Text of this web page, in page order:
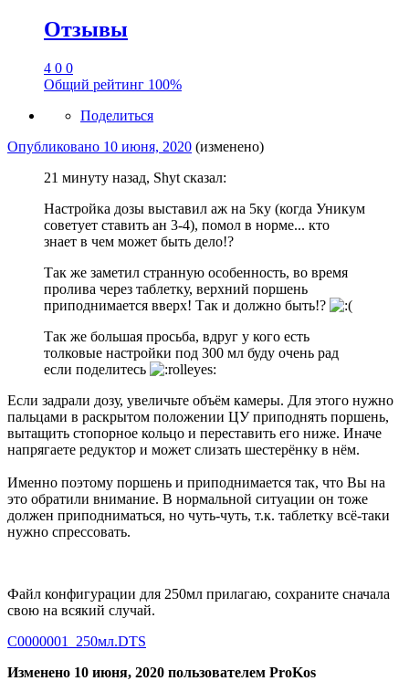
Отзывы
4 0 0
Общий рейтинг 100%
Поделиться
Опубликовано 10 июня, 2020 (изменено)
21 минуту назад, Shyt сказал:
Настройка дозы выставил аж на 5ку (когда Уникум
советует ставить ан 3-4), помол в норме... кто
знает в чем может быть дело!?
Так же заметил странную особенность, во время
пролива через таблетку, верхний поршень
приподнимается вверх! Так и должно быть!?
Так же большая просьба, вдруг у кого есть
толковые настройки под 300 мл буду очень рад
если поделитесь
Если задрали дозу, увеличьте объём камеры. Для этого нужно
пальцами в раскрытом положении ЦУ приподнять поршень,
вытащить стопорное кольцо и переставить его ниже. Иначе
напрягаете редуктор и может слизать шестерёнку в нём.
Именно поэтому поршень и приподнимается так, что Вы на
это обратили внимание. В нормальной ситуации он тоже
должен приподниматься, но чуть-чуть, т.к. таблетку всё-таки
нужно спрессовать.
Файл конфигурации для 250мл прилагаю, сохраните сначала
свою на всякий случай.
C0000001_250мл.DTS
Изменено 10 июня, 2020 пользователем ProKos